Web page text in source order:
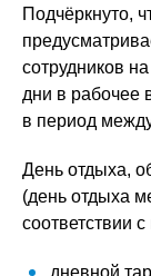
Подчёркнуто,
сотрудников
дни в рабочее
в период
День отдыха,
(день отдыха
соответствии
дневной